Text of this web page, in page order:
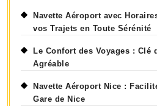
Navette Aéroport avec
vos Trajets en Toute Sérénité
Le Confort des Voyages : Clé
Agréable
Navette Aéroport Nice :
Gare de Nice